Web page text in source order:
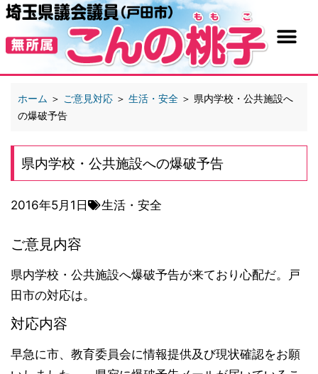
ホーム ＞ ご意見対応 ＞ 生活・安全 ＞ 県内学校・公共施設へ
の爆破予告
県内学校・公共施設への爆破予告
2016年5月1日 生活・安全
ご意見内容
県内学校・公共施設へ爆破予告が来ており心配だ。戸
田市の対応は。
対応内容
早急に市、教育委員会に情報提供及び現状確認をお願